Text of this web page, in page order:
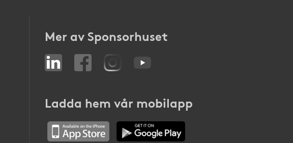
Mer av Sponsorhuset
Ladda hem vår mobilapp